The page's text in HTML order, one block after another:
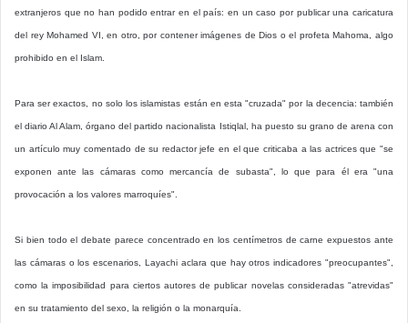
extranjeros que no han podido entrar en el país: en un caso por publicar una caricatura
del rey Mohamed VI, en otro, por contener imágenes de Dios o el profeta Mahoma, algo
prohibido en el Islam.
Para ser exactos, no solo los islamistas están en esta "cruzada" por la decencia: también
el diario Al Alam, órgano del partido nacionalista Istiqlal, ha puesto su grano de arena con
un artículo muy comentado de su redactor jefe en el que criticaba a las actrices que "se
exponen ante las cámaras como mercancía de subasta", lo que para él era "una
provocación a los valores marroquíes".
Si bien todo el debate parece concentrado en los centímetros de carne expuestos ante
las cámaras o los escenarios, Layachi aclara que hay otros indicadores "preocupantes",
como la imposibilidad para ciertos autores de publicar novelas consideradas "atrevidas"
en su tratamiento del sexo, la religión o la monarquía.